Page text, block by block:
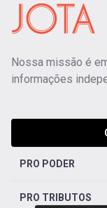
Nossa missão é
informações
PRO PODER
PRO TRIBUTOS